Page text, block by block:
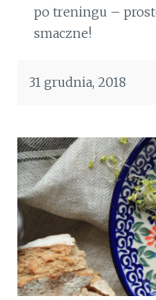
po treningu –
smaczne!
31 grudnia, 2018